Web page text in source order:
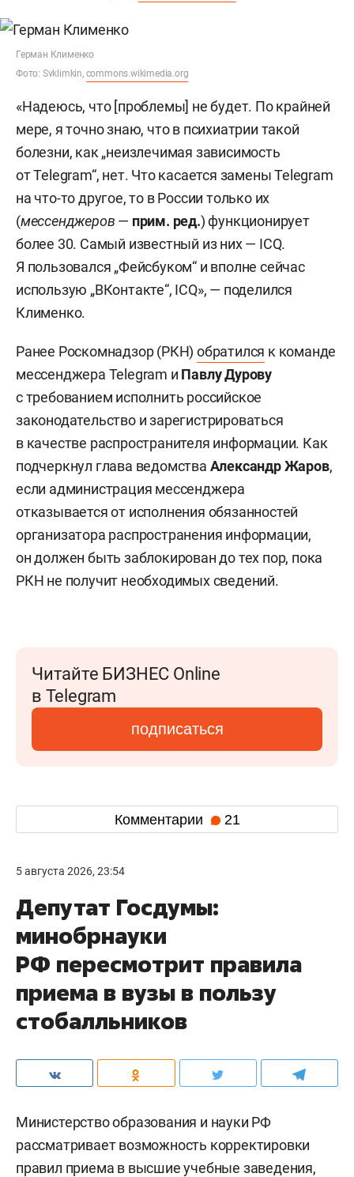
Герман Клименко
Фото: Svklimkin, commons.wikimedia.org
«Надеюсь, что [проблемы] не будет. По крайней
мере, я точно знаю, что в психиатрии такой
болезни, как „неизлечимая зависимость
от Telegram“, нет. Что касается замены Telegram
на что-то другое, то в России только их
(мессенджеров — прим. ред.) функционирует
более 30. Самый известный из них — ICQ.
Я пользовался „Фейсбуком“ и вполне сейчас
использую „ВКонтакте“, ICQ», — поделился
Клименко.
Ранее Роскомнадзор (РКН)обратился к команде
мессенджера Telegram и Павлу Дурову
с требованием исполнить российское
законодательство и зарегистрироваться
в качестве распространителя информации. Как
подчеркнул глава ведомства Александр Жаров,
если администрация мессенджера
отказывается от исполнения обязанностей
организатора распространения информации,
он должен быть заблокирован до тех пор, пока
РКН не получит необходимых сведений.
Читайте БИЗНЕС Online
в Telegram
подписаться
Комментарии 21
5 августа 2026, 23:54
Депутат Госдумы:
минобрнауки
РФ пересмотрит правила
приема в вузы в пользу
стобалльников
Министерство образования и науки РФ
рассматривает возможность корректировки
правил приема в высшие учебные заведения,